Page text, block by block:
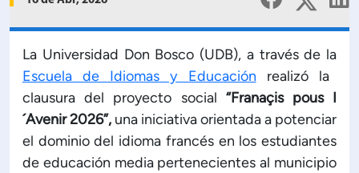
Capacitación Institucional
Estructura organizativa
Rector
Publicaciones
La Universidad Don Bosco (UDB), a través de la
Escuela de Idiomas y Educación realizó la
clausura del proyecto social “Franaçis pous I
´Avenir 2026”, una iniciativa orientada a potenciar
el dominio del idioma francés en los estudiantes
de educación media pertenecientes al municipio